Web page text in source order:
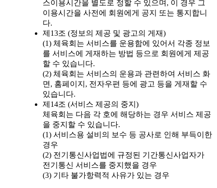
스이용시간을 별도로 정할 수 있으며, 이 경우 그
이용시간을 사전에 회원에게 공지 또는 통지합니
다.
제13조 (정보의 제공 및 광고의 게재)
(1) 체육회는 서비스를 운용함에 있어서 각종 정보
를 서비스에 게재하는 방법 등으로 회원에게 제공
할 수 있습니다.
(2) 체육회는 서비스의 운용과 관련하여 서비스 화
면, 홈페이지, 전자우편 등에 광고 등을 게재할 수
있습니다.
제14조 (서비스 제공의 중지)
체육회는 다음 각 호에 해당하는 경우 서비스 제공
을 중지할 수 있습니다.
(1) 서비스용 설비의 보수 등 공사로 인해 부득이한
경우
(2) 전기통신사업법에 규정된 기간통신사업자가
전기통신 서비스를 중지했을 경우
(3) 기타 불가항력적 사유가 있는 경우